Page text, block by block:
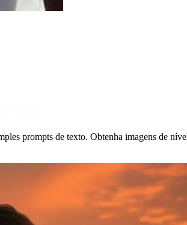
Edição Complexa
prompts de texto. Obtenha imagens de